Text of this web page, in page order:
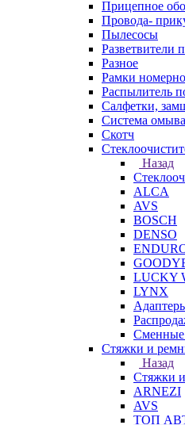
Прицепное
Провода-
Пылесосы
Разветвители
Разное
Рамки
Распылитель
Салфетки,
Система
Скотч
Назад
ALCA
AVS
BOSCH
DENSO
LUCKY
LYNX
Сменные
Стяжки и
Назад
Стяжки и
ARNEZI
AVS
ТОП